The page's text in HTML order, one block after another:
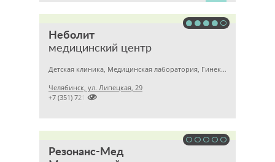
Неболит
медицинский центр
Детская клиника, Медицинская лаборатория, Гинекология
Челябинск, ул. Липецкая, 29

+7 (351) 7212891
Резонанс-Мед